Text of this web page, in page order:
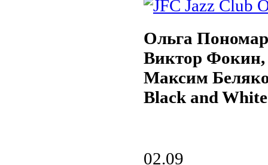
Ольга
Виктор
Максим
Black and
02.09